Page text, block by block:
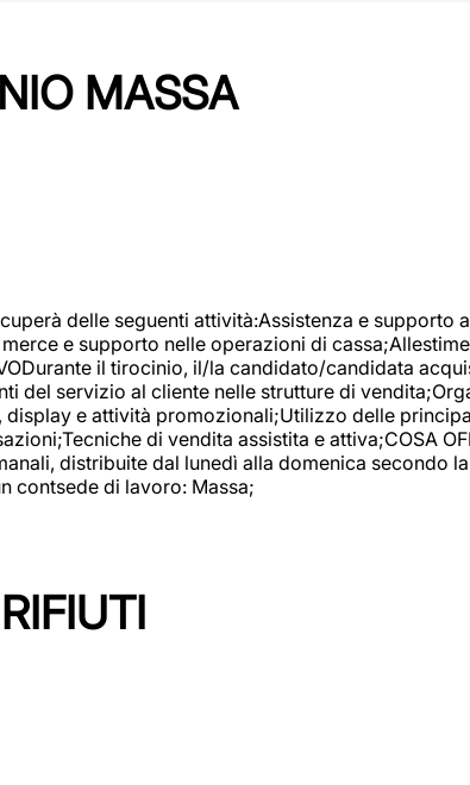
MASSA
delle seguenti attività:Assistenza e supporto
e supporto nelle operazioni di
il tirocinio, il/la candidato/candidata
del servizio al cliente nelle strutture di
e attività promozionali;Utilizzo delle
di vendita assistita e attiva;COSA
distribuite dal lunedì alla domenica secondo
contsede di lavoro: Massa;